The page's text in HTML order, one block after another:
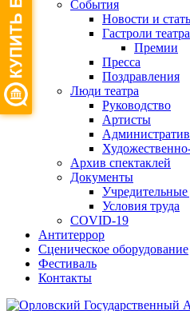
События
Новости и
Гастроли театра
Премии
Пресса
Поздравления
Люди театра
Руководство
Артисты
Архив спектаклей
Документы
Условия труда
COVID-19
Антитеррор
Сценическое оборудование
Фестиваль
Контакты